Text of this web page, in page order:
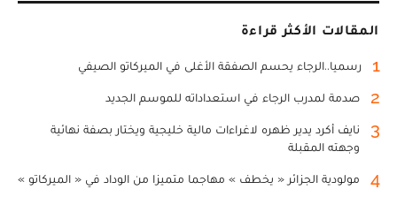
المقالات الأكثر قراءة
1 رسميا..الرجاء يحسم الصفقة الأغلى في الميركاتو الصيفي
2 صدمة لمدرب الرجاء في استعداداته للموسم الجديد
3
نايف أكرد يدير ظهره لاغراءات مالية خليجية ويختار بصفة نهائية
وجهته المقبلة
4 مولودية الجزائر « يخطف » مهاجما متميزا من الوداد في « الميركاتو »